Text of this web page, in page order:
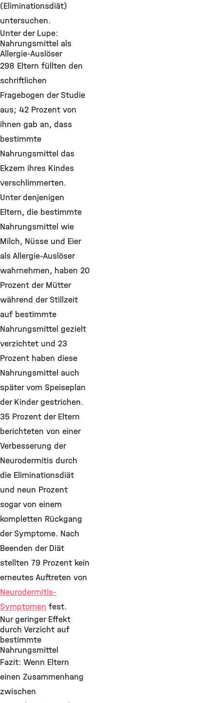
(Eliminationsdiät)
untersuchen.
Unter der Lupe:
Nahrungsmittel als
Allergie-Auslöser
298 Eltern füllten den
schriftlichen
Fragebogen der Studie
aus; 42 Prozent von
ihnen gab an, dass
bestimmte
Nahrungsmittel das
Ekzem ihres Kindes
verschlimmerten.
Unter denjenigen
Eltern, die bestimmte
Nahrungsmittel wie
Milch, Nüsse und Eier
als Allergie-Auslöser
wahrnehmen, haben 20
Prozent der Mütter
während der Stillzeit
auf bestimmte
Nahrungsmittel gezielt
verzichtet und 23
Prozent haben diese
Nahrungsmittel auch
später vom Speiseplan
der Kinder gestrichen.
35 Prozent der Eltern
berichteten von einer
Verbesserung der
Neurodermitis durch
die Eliminationsdiät
und neun Prozent
sogar von einem
kompletten Rückgang
der Symptome. Nach
Beenden der Diät
stellten 79 Prozent kein
erneutes Auftreten von
Neurodermitis-
Symptomen fest.
Nur geringer Effekt
durch Verzicht auf
bestimmte
Nahrungsmittel
Fazit: Wenn Eltern
einen Zusammenhang
zwischen